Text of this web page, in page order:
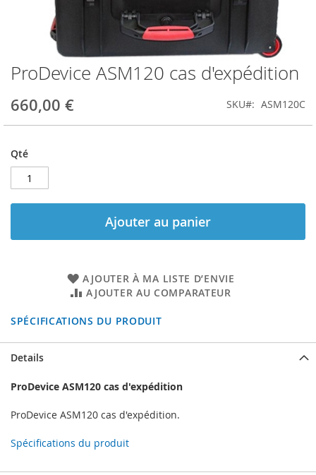
ProDevice ASM120 cas d'expédition
660,00 € SKU ASM120C
Qté
Ajouter au panier
AJOUTER À MA LISTE D’ENVIE
AJOUTER AU COMPARATEUR
SPÉCIFICATIONS DU PRODUIT
Skip
to
the
beginning
of
images
gallery
Details
ProDevice ASM120 cas d'expédition
ProDevice ASM120 cas d'expédition.
Spécifications du produit